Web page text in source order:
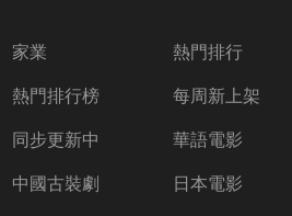
家業
熱門排行榜
同步更新中
中國古裝劇
熱門排行
每周新上架
華語電影
日本電影